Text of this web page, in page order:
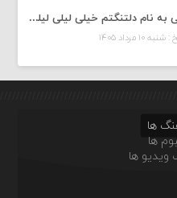
دانلود آهنگ محمد محرمی به نام دلتنگتم خیلی لیلی لیلی لیلی تو که نباشی پیش من به زندگی میلی
۱۰ مرداد ۱۴۰۵
ها
ها
ویدیو ها